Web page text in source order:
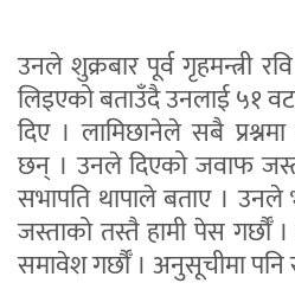
उनले शुक्रबार पूर्व गृहमन्त्री
लिइएको बताउँदै उनलाई ५१
दिए । लामिछानेले सबै
छन् । उनले दिएको जवाफ
सभापति थापाले बताए ।
जस्ताको तस्तै हामी पेस गर्छौँ
समावेश गर्छौँ । अनुसूचीमा पनि